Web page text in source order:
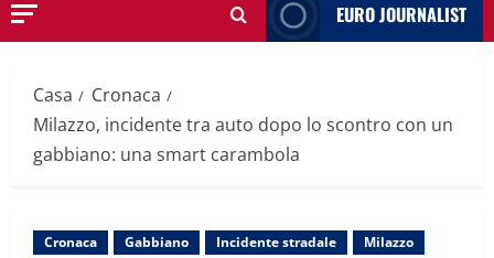
EURO JOURNALIST
Casa
Cronaca
Milazzo, incidente tra auto dopo lo scontro con un
gabbiano: una smart carambola
Cronaca Gabbiano Incidente stradale
Milazzo